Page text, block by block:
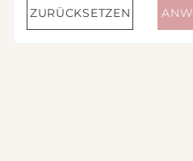
ZURÜCKSETZEN